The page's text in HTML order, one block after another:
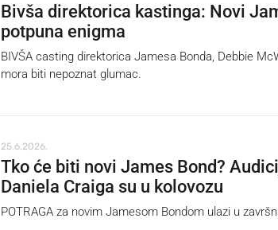
Bivša direktorica kastinga: Novi
potpuna enigma
BIVŠA casting direktorica Jamesa Bonda, Debbie
mora biti nepoznat glumac.
25.6.2026.
Tko će biti novi James Bond?
Daniela Craiga su u kolovozu
POTRAGA za novim Jamesom Bondom ulazi u